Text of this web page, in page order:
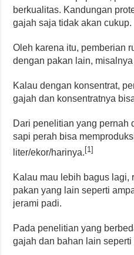
berkualitas. Kandungan
gajah saja tidak akan cukup.
Oleh karena itu, pemberian
dengan pakan lain,
Kalau dengan konsentrat,
gajah dan konsentratnya
Dari penelitian yang pernah
sapi perah bisa
liter/ekor/harinya. [1]
Kalau mau lebih bagus lagi,
pakan yang lain seperti
jerami padi.
Pada penelitian yang
gajah dan bahan lain seperti